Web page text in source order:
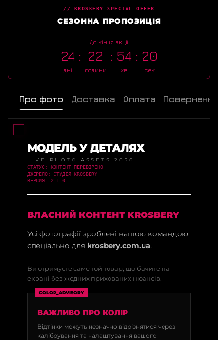
// KROSBERY SPECIAL OFFER
СЕЗОННА ПРОПОЗИЦІЯ
До кінця акції
24
дні
22
години
54
хв
20
сек
Про фото Доставка Оплата Повернення
МОДЕЛЬ У ДЕТАЛЯХ
LIVE PHOTO ASSETS 2026
СТАТУС: КОНТЕНТ ПЕРЕВІРЕНО
ДЖЕРЕЛО: СТУДІЯ KROSBERY
ВЕРСИЯ: 2.1.0
ВЛАСНИЙ КОНТЕНТ KROSBERY
Усі фотографії зроблені нашою командою
спеціально для krosbery.com.ua.
Ви отримуєте саме той товар, що бачите на
екрані без жодних прихованих нюансів.
COLOR_ADVISORY
ВАЖЛИВО ПРО КОЛІР
Відтінки можуть незначно відрізнятися через
калібрування та налаштування вашого